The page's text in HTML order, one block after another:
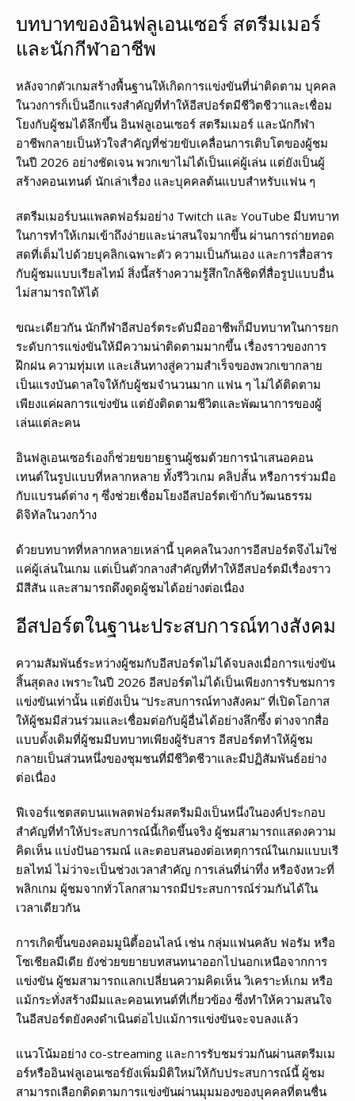
บทบาทของอินฟลูเอนเซอร์ สตรีมเมอร์
และนักกีฬาอาชีพ
หลังจากตัวเกมสร้างพื้นฐานให้เกิดการแข่งขันที่น่าติดตาม บุคคล
ในวงการก็เป็นอีกแรงสำคัญที่ทำให้อีสปอร์ตมีชีวิตชีวาและเชื่อม
โยงกับผู้ชมได้ลึกขึ้น อินฟลูเอนเซอร์ สตรีมเมอร์ และนักกีฬา
อาชีพกลายเป็นหัวใจสำคัญที่ช่วยขับเคลื่อนการเติบโตของผู้ชม
ในปี 2026 อย่างชัดเจน พวกเขาไม่ได้เป็นแค่ผู้เล่น แต่ยังเป็นผู้
สร้างคอนเทนต์ นักเล่าเรื่อง และบุคคลต้นแบบสำหรับแฟน ๆ
สตรีมเมอร์บนแพลตฟอร์มอย่าง Twitch และ YouTube มีบทบาท
ในการทำให้เกมเข้าถึงง่ายและน่าสนใจมากขึ้น ผ่านการถ่ายทอด
สดที่เต็มไปด้วยบุคลิกเฉพาะตัว ความเป็นกันเอง และการสื่อสาร
กับผู้ชมแบบเรียลไทม์ สิ่งนี้สร้างความรู้สึกใกล้ชิดที่สื่อรูปแบบอื่น
ไม่สามารถให้ได้
ขณะเดียวกัน นักกีฬาอีสปอร์ตระดับมืออาชีพก็มีบทบาทในการยก
ระดับการแข่งขันให้มีความน่าติดตามมากขึ้น เรื่องราวของการ
ฝึกฝน ความทุ่มเท และเส้นทางสู่ความสำเร็จของพวกเขากลาย
เป็นแรงบันดาลใจให้กับผู้ชมจำนวนมาก แฟน ๆ ไม่ได้ติดตาม
เพียงแค่ผลการแข่งขัน แต่ยังติดตามชีวิตและพัฒนาการของผู้
เล่นแต่ละคน
อินฟลูเอนเซอร์เองก็ช่วยขยายฐานผู้ชมด้วยการนำเสนอคอน
เทนต์ในรูปแบบที่หลากหลาย ทั้งรีวิวเกม คลิปสั้น หรือการร่วมมือ
กับแบรนด์ต่าง ๆ ซึ่งช่วยเชื่อมโยงอีสปอร์ตเข้ากับวัฒนธรรม
ดิจิทัลในวงกว้าง
ด้วยบทบาทที่หลากหลายเหล่านี้ บุคคลในวงการอีสปอร์ตจึงไม่ใช่
แค่ผู้เล่นในเกม แต่เป็นตัวกลางสำคัญที่ทำให้อีสปอร์ตมีเรื่องราว
มีสีสัน และสามารถดึงดูดผู้ชมได้อย่างต่อเนื่อง
อีสปอร์ตในฐานะประสบการณ์ทางสังคม
ความสัมพันธ์ระหว่างผู้ชมกับอีสปอร์ตไม่ได้จบลงเมื่อการแข่งขัน
สิ้นสุดลง เพราะในปี 2026 อีสปอร์ตไม่ได้เป็นเพียงการรับชมการ
แข่งขันเท่านั้น แต่ยังเป็น “ประสบการณ์ทางสังคม” ที่เปิดโอกาส
ให้ผู้ชมมีส่วนร่วมและเชื่อมต่อกับผู้อื่นได้อย่างลึกซึ้ง ต่างจากสื่อ
แบบดั้งเดิมที่ผู้ชมมีบทบาทเพียงผู้รับสาร อีสปอร์ตทำให้ผู้ชม
กลายเป็นส่วนหนึ่งของชุมชนที่มีชีวิตชีวาและมีปฏิสัมพันธ์อย่าง
ต่อเนื่อง
ฟีเจอร์แชตสดบนแพลตฟอร์มสตรีมมิงเป็นหนึ่งในองค์ประกอบ
สำคัญที่ทำให้ประสบการณ์นี้เกิดขึ้นจริง ผู้ชมสามารถแสดงความ
คิดเห็น แบ่งปันอารมณ์ และตอบสนองต่อเหตุการณ์ในเกมแบบเรี
ยลไทม์ ไม่ว่าจะเป็นช่วงเวลาสำคัญ การเล่นที่น่าทึ่ง หรือจังหวะที่
พลิกเกม ผู้ชมจากทั่วโลกสามารถมีประสบการณ์ร่วมกันได้ใน
เวลาเดียวกัน
การเกิดขึ้นของคอมมูนิตี้ออนไลน์ เช่น กลุ่มแฟนคลับ ฟอรัม หรือ
โซเชียลมีเดีย ยังช่วยขยายบทสนทนาออกไปนอกเหนือจากการ
แข่งขัน ผู้ชมสามารถแลกเปลี่ยนความคิดเห็น วิเคราะห์เกม หรือ
แม้กระทั่งสร้างมีมและคอนเทนต์ที่เกี่ยวข้อง ซึ่งทำให้ความสนใจ
ในอีสปอร์ตยังคงดำเนินต่อไปแม้การแข่งขันจะจบลงแล้ว
แนวโน้มอย่าง co-streaming และการรับชมร่วมกันผ่านสตรีมเม
อร์หรืออินฟลูเอนเซอร์ยังเพิ่มมิติใหม่ให้กับประสบการณ์นี้ ผู้ชม
สามารถเลือกติดตามการแข่งขันผ่านมุมมองของบุคคลที่ตนชื่น